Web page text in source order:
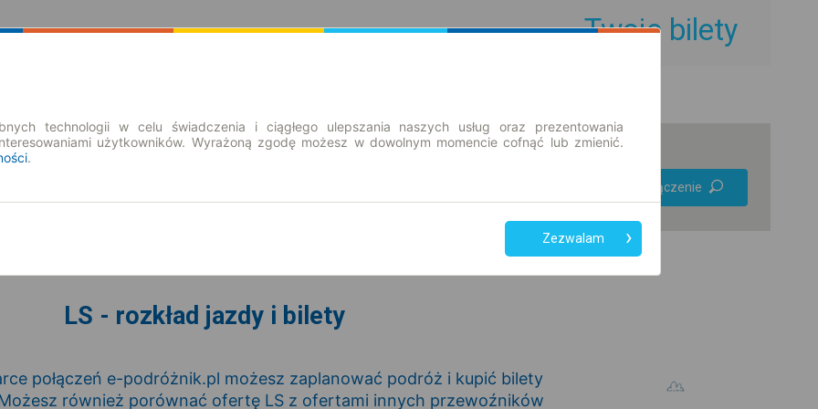
Twoje bilety
Tylko bilet online
Znajdź połączenie
LS - rozkład jazdy i bilety
połączeń e-podróżnik.pl możesz zaplanować podróż i kupić bilety
również porównać ofertę LS z ofertami innych przewoźników
technologii w celu świadczenia i ciągłego ulepszania naszych usług oraz prezentowania
użytkowników. Wyrażoną zgodę możesz w dowolnym momencie cofnąć lub zmienić.
.
Zezwalam